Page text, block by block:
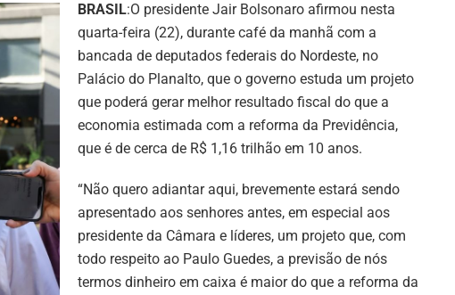
BRASIL:O presidente Jair Bolsonaro afirmou nesta
quarta-feira (22), durante café da manhã com a
bancada de deputados federais do Nordeste, no
Palácio do Planalto, que o governo estuda um projeto
que poderá gerar melhor resultado fiscal do que a
economia estimada com a reforma da Previdência,
que é de cerca de R$ 1,16 trilhão em 10 anos.
“Não quero adiantar aqui, brevemente estará sendo
apresentado aos senhores antes, em especial aos
presidente da Câmara e líderes, um projeto que, com
todo respeito ao Paulo Guedes, a previsão de nós
termos dinheiro em caixa é maior do que a reforma da